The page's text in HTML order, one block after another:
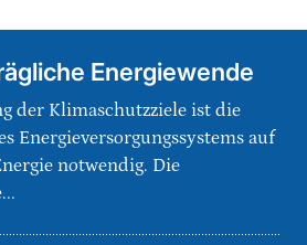
Energiewende
der Klimaschutzziele ist die
Energieversorgungssystems auf
notwendig. Die